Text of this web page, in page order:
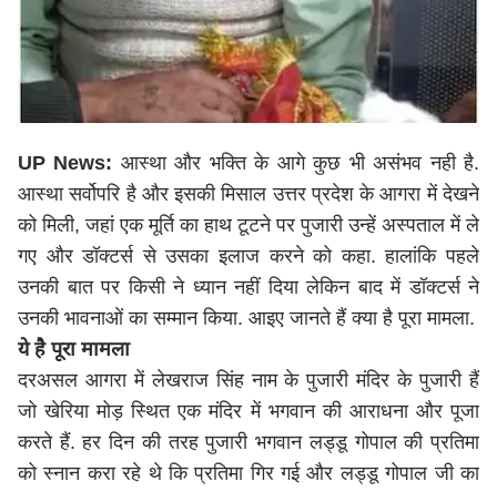
UP News: आस्था और भक्ति के आगे कुछ भी असंभव नही है.
आस्था सर्वोपरि है और इसकी मिसाल उत्तर प्रदेश के आगरा में देखने
को मिली, जहां एक मूर्ति का हाथ टूटने पर पुजारी उन्हें अस्पताल में ले
गए और डॉक्टर्स से उसका इलाज करने को कहा. हालांकि पहले
उनकी बात पर किसी ने ध्यान नहीं दिया लेकिन बाद में डॉक्टर्स ने
उनकी भावनाओं का सम्मान किया. आइए जानते हैं क्या है पूरा मामला.
ये है पूरा मामला
दरअसल आगरा में लेखराज सिंह नाम के पुजारी मंदिर के पुजारी हैं
जो खेरिया मोड़ स्थित एक मंदिर में भगवान की आराधना और पूजा
करते हैं. हर दिन की तरह पुजारी भगवान लड्डू गोपाल की प्रतिमा
को स्नान करा रहे थे कि प्रतिमा गिर गई और लड्डू गोपाल जी का